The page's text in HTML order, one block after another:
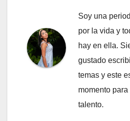
Soy una
por la vida y
hay en ella.
gustado
temas y este
momento
talento.